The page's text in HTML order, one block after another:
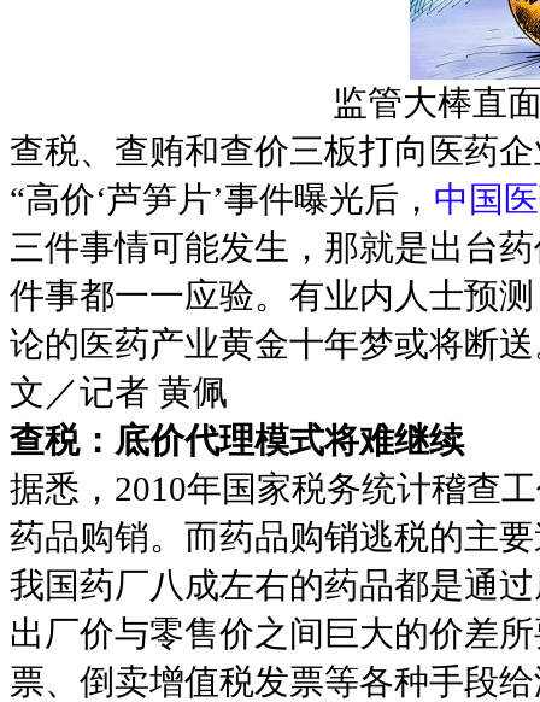
监管大棒直
查税、查贿和查价三板打向医药
“高价‘芦笋片’事件曝光后， 中国
三件事情可能发生，那就是出台
件事都一一应验。有业内人士预
论的医药产业黄金十年梦或将断
文／记者 黄佩
查税：底价代理模式将难继续
据悉，2010年国家税务统计稽查
药品购销。而药品购销逃税的主
我国药厂八成左右的药品都是通
出厂价与零售价之间巨大的价差
票、倒卖增值税发票等各种手段